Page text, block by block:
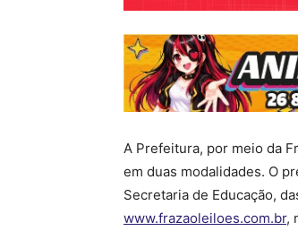
A Prefeitura, por meio da
em duas modalidades. O
Secretaria de Educação,
www.frazaoleiloes.com.br,